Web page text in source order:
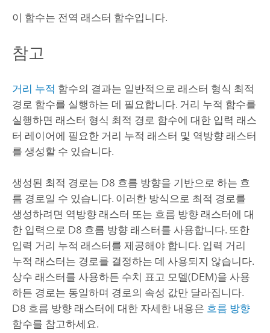
이 함수는 전역 래스터 함수입니다.
참고
거리 누적 함수의 결과는 일반적으로 래스터 형식 최적
경로 함수를 실행하는 데 필요합니다. 거리 누적 함수를
실행하면 래스터 형식 최적 경로 함수에 대한 입력 래스
터 레이어에 필요한 거리 누적 래스터 및 역방향 래스터
를 생성할 수 있습니다.
생성된 최적 경로는 D8 흐름 방향을 기반으로 하는 흐
름 경로일 수 있습니다. 이러한 방식으로 최적 경로를
생성하려면 역방향 래스터 또는 흐름 방향 래스터에 대
한 입력으로 D8 흐름 방향 래스터를 사용합니다. 또한
입력 거리 누적 래스터를 제공해야 합니다. 입력 거리
누적 래스터는 경로를 결정하는 데 사용되지 않습니다.
상수 래스터를 사용하든 수치 표고 모델(DEM)을 사용
하든 경로는 동일하며 경로의 속성 값만 달라집니다.
D8 흐름 방향 래스터에 대한 자세한 내용은 흐름 방향
함수를 참고하세요.